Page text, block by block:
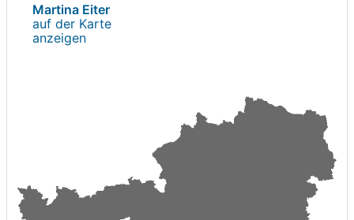
Martina Eiter
auf der Karte
anzeigen